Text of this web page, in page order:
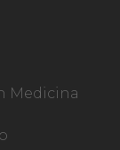
Medicina